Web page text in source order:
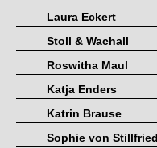
Laura Eckert
Stoll & Wachall
Roswitha Maul
Katja Enders
Katrin Brause
Sophie von Stillfried